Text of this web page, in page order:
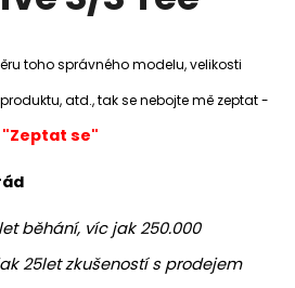
toho správného modelu, velikosti
atd., tak se nebojte mě zeptat -
"Zeptat se"
běhání, víc jak 250.000
25let zkušeností s prodejem
HLEDAT